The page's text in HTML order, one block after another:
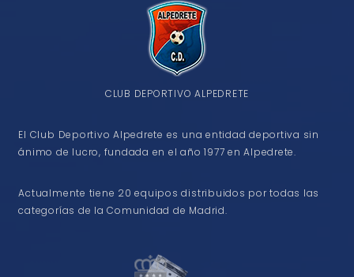
CLUB DEPORTIVO ALPEDRETE
El Club Deportivo Alpedrete es una entidad deportiva sin
ánimo de lucro, fundada en el año 1977 en Alpedrete.
Actualmente tiene 20 equipos distribuidos por todas las
categorías de la Comunidad de Madrid.